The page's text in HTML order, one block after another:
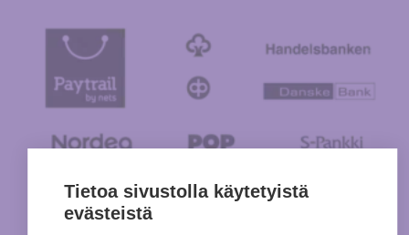
Tietoa sivustolla käytetyistä
evästeistä